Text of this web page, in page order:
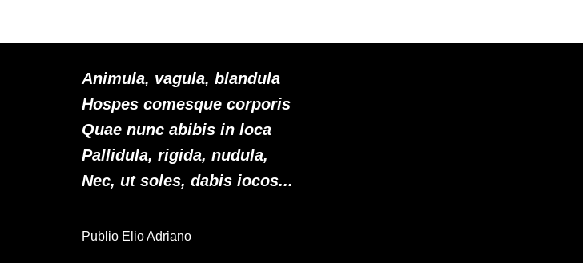
Animula, vagula, blandula
Hospes comesque corporis
Quae nunc abibis in loca
Pallidula, rigida, nudula,
Nec, ut soles, dabis iocos...
Publio Elio Adriano